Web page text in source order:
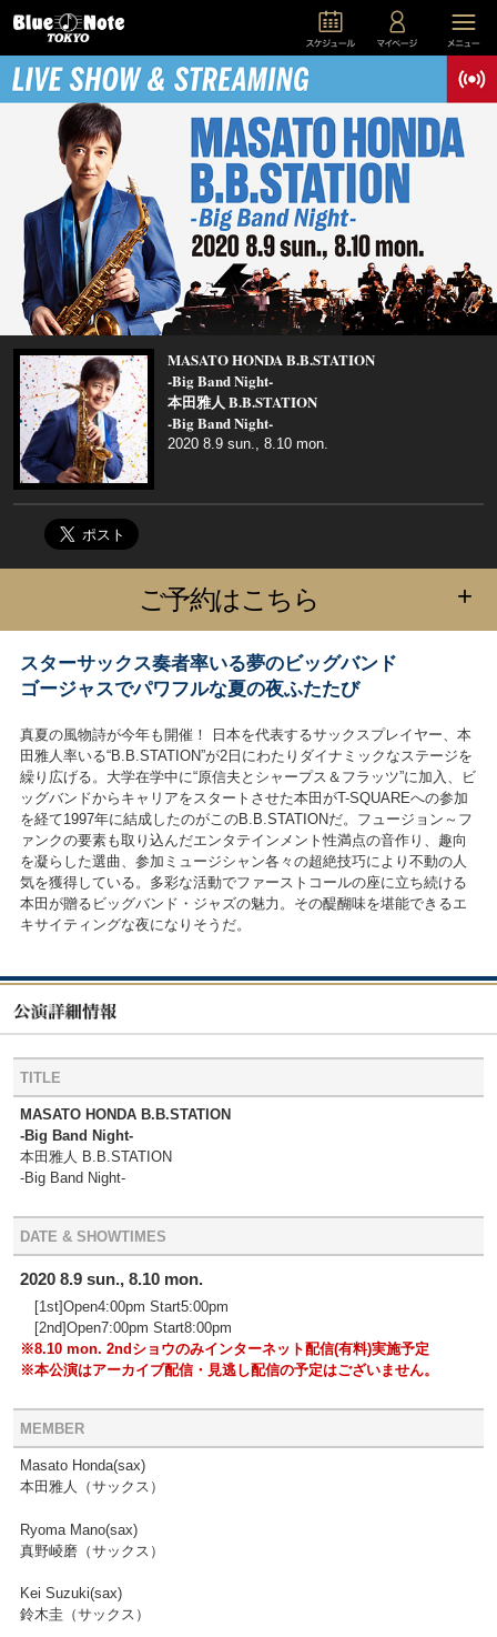
MASATO HONDA B.B.STATION
-Big Band Night-
本田雅人 B.B.STATION
-Big Band Night-
2020 8.9 sun., 8.10 mon.
ご予約はこちら +
スターサックス奏者率いる夢のビッグバンド
ゴージャスでパワフルな夏の夜ふたたび
真夏の風物詩が今年も開催！ 日本を代表するサックスプレイヤー、本
田雅人率いる“B.B.STATION”が2日にわたりダイナミックなステージを
繰り広げる。大学在学中に“原信夫とシャープス＆フラッツ”に加入、ビ
ッグバンドからキャリアをスタートさせた本田がT-SQUAREへの参加
を経て1997年に結成したのがこのB.B.STATIONだ。フュージョン～フ
ァンクの要素も取り込んだエンタテインメント性満点の音作り、趣向
を凝らした選曲、参加ミュージシャン各々の超絶技巧により不動の人
気を獲得している。多彩な活動でファーストコールの座に立ち続ける
本田が贈るビッグバンド・ジャズの魅力。その醍醐味を堪能できるエ
キサイティングな夜になりそうだ。
TITLE
MASATO HONDA B.B.STATION
-Big Band Night-
本田雅人 B.B.STATION
-Big Band Night-
DATE & SHOWTIMES
2020 8.9 sun., 8.10 mon.
[1st]Open4:00pm Start5:00pm
[2nd]Open7:00pm Start8:00pm
※8.10 mon. 2ndショウのみインターネット配信(有料)実施予定
※本公演はアーカイブ配信・見逃し配信の予定はございません。
MEMBER
Masato Honda(sax)
本田雅人（サックス）
Ryoma Mano(sax)
真野崚磨（サックス）
Kei Suzuki(sax)
鈴木圭（サックス）